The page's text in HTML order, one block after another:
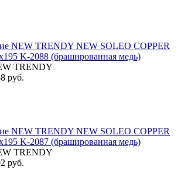
NEW TRENDY NEW SOLEO COPPER
K-2088 (брашированная медь)
TRENDY
руб.
NEW TRENDY NEW SOLEO COPPER
K-2087 (брашированная медь)
TRENDY
руб.